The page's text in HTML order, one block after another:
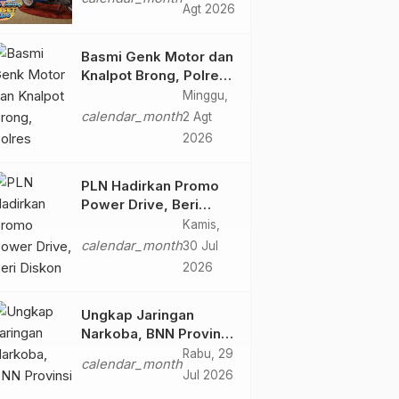
Tampilkan NuansaAgt 2026
Basmi Genk Motor dan
Knalpot Brong, Polres
Tanjab Barat Amankan
Belasan Kendaraan
calendar_month
Minggu,
2 Agt
2026
PLN Hadirkan Promo
Power Drive, Beri
Diskon Tambah Daya
50% di Ajang GIIAS
calendar_month
Kamis,
30 Jul
2026
Ungkap Jaringan
Narkoba, BNN Provinsi
Jambi dan Bea Cukai
Amankan Sembilan
calendar_month
Rabu, 29
Jul 2026